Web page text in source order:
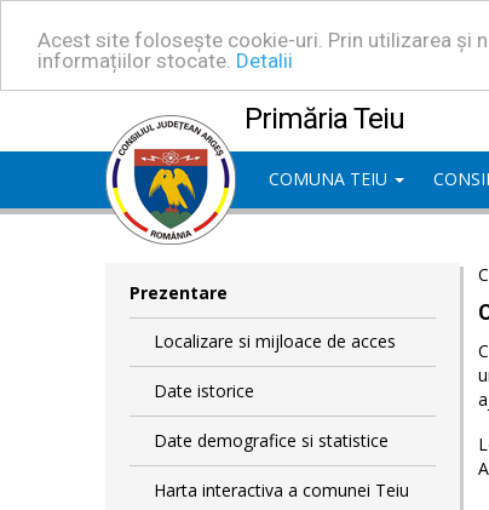
Acest site folosește cookie-uri. Prin utilizarea și
informațiilor stocate. Detalii
Primăria Teiu
COMUNA TEIU
Prezentare
Localizare si mijloace de acces
Date istorice
Date demografice si statistice
Harta interactiva a comunei Teiu